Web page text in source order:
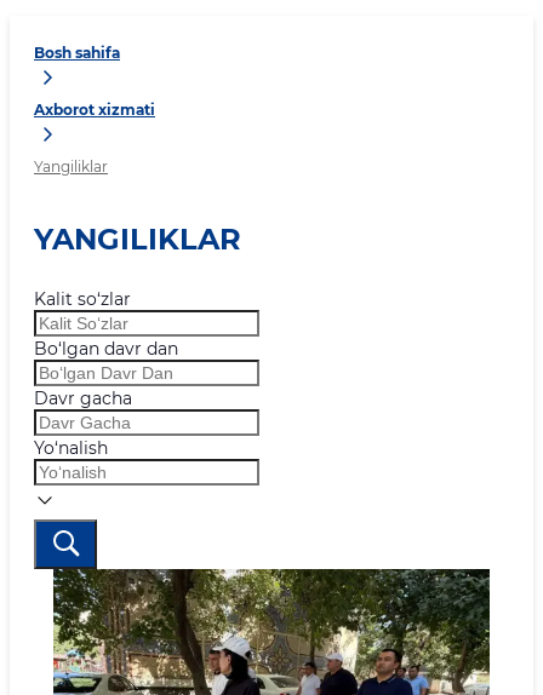
Bosh sahifa
Axborot xizmati
Yangiliklar
YANGILIKLAR
Kalit so‘zlar
Bo‘lgan davr dan
Davr gacha
Yo‘nalish